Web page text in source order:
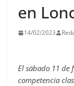
en
14/02/2023
El sábado 11 de
competencia